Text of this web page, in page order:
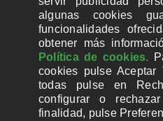
algunas cookies
funcionalidades
obtener más
Política de cookies.
cookies pulse Aceptar
todas pulse en
configurar o
finalidad, pulse